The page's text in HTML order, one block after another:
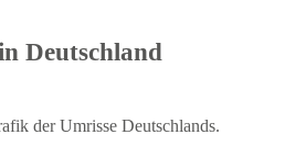
Deutschland